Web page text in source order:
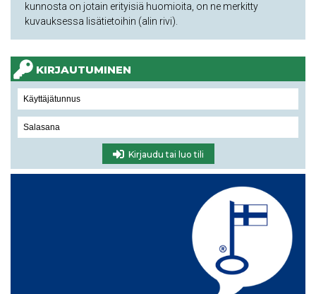
kunnosta on jotain erityisiä huomioita, on ne merkitty
kuvauksessa lisätietoihin (alin rivi).
KIRJAUTUMINEN
Kirjaudu tai luo tili